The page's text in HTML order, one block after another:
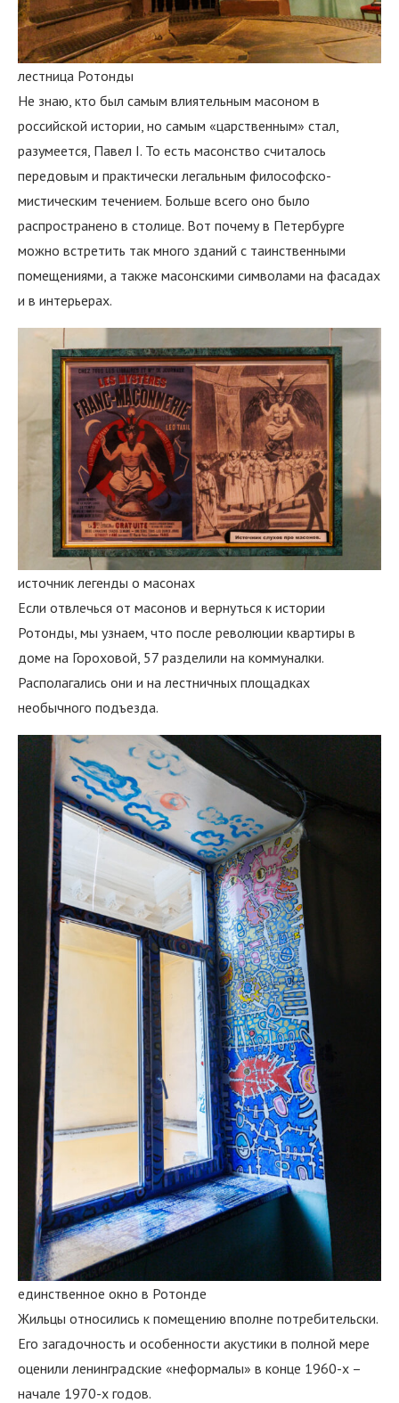
лестница Ротонды
Не знаю, кто был самым влиятельным масоном в
российской истории, но самым «царственным» стал,
разумеется, Павел I. То есть масонство считалось
передовым и практически легальным философско-
мистическим течением. Больше всего оно было
распространено в столице. Вот почему в Петербурге
можно встретить так много зданий с таинственными
помещениями, а также масонскими символами на фасадах
и в интерьерах.
источник легенды о масонах
Если отвлечься от масонов и вернуться к истории
Ротонды, мы узнаем, что после революции квартиры в
доме на Гороховой, 57 разделили на коммуналки.
Располагались они и на лестничных площадках
необычного подъезда.
единственное окно в Ротонде
Жильцы относились к помещению вполне потребительски.
Его загадочность и особенности акустики в полной мере
оценили ленинградские «неформалы» в конце 1960-х –
начале 1970-х годов.